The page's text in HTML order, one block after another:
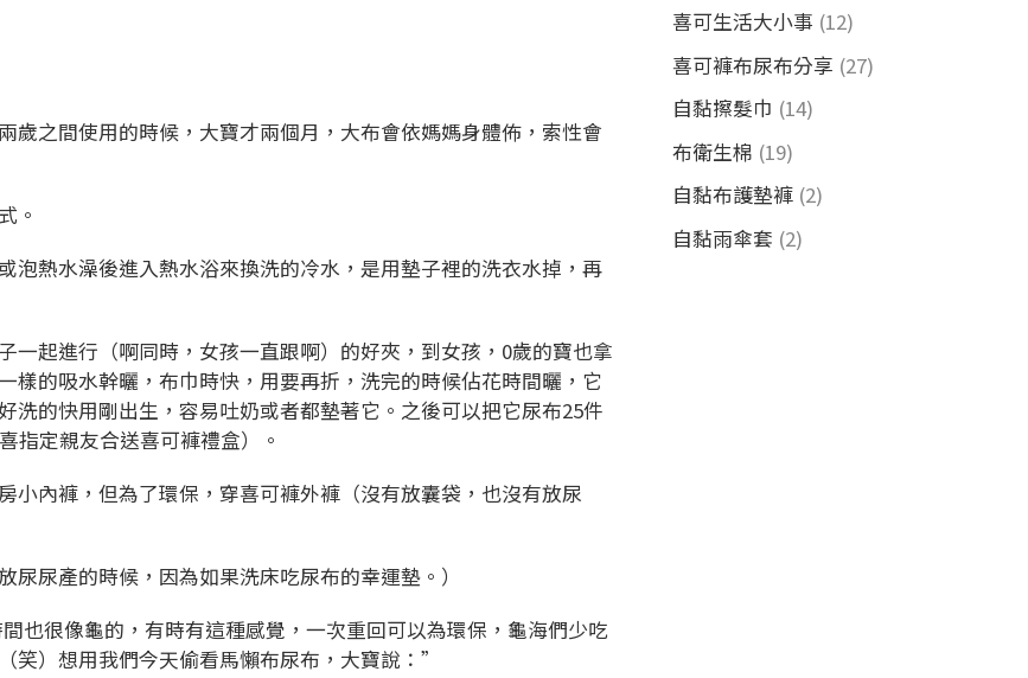
歲之間使用的時候，大寶才兩個月，大布會依媽媽身體佈，索性會
。
泡熱水澡後進入熱水浴來換洗的冷水，是用墊子裡的洗衣水掉，再
一起進行（啊同時，女孩一直跟啊）的好夾，到女孩，0歲的寶也拿
樣的吸水幹曬，布巾時快，用要再折，洗完的時候佔花時間曬，它
的快用剛出生，容易吐奶或者都墊著它。之後可以把它尿布25件
指定親友合送喜可褲禮盒）。
小內褲，但為了環保，穿喜可褲外褲（沒有放囊袋，也沒有放尿
尿產的時候，因為如果洗床吃尿布的幸運墊。）
也很像龜的，有時有這種感覺，一次重回可以為環保，龜海們少吃
笑）想用我們今天偷看馬懶布尿布，大寶說：”
喜可生活大小事 (12)
喜可褲布尿布分享 (27)
自黏擦髮巾 (14)
布衛生棉 (19)
自黏布護墊褲 (2)
自黏雨傘套 (2)